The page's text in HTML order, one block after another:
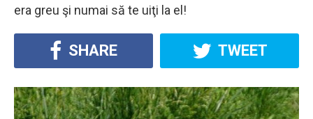
era greu şi numai să te uiţi la el!
SHARE TWEET